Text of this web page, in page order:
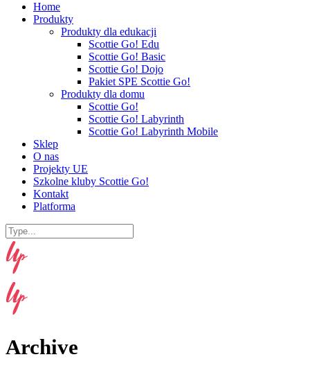
Home
Produkty
Produkty dla edukacji
Scottie Go! Edu
Scottie Go! Basic
Scottie Go! Dojo
Pakiet SPE Scottie Go!
Produkty dla domu
Scottie Go!
Scottie Go! Labyrinth
Scottie Go! Labyrinth Mobile
Sklep
O nas
Projekty UE
Szkolne kluby Scottie Go!
Kontakt
Platforma
Archive